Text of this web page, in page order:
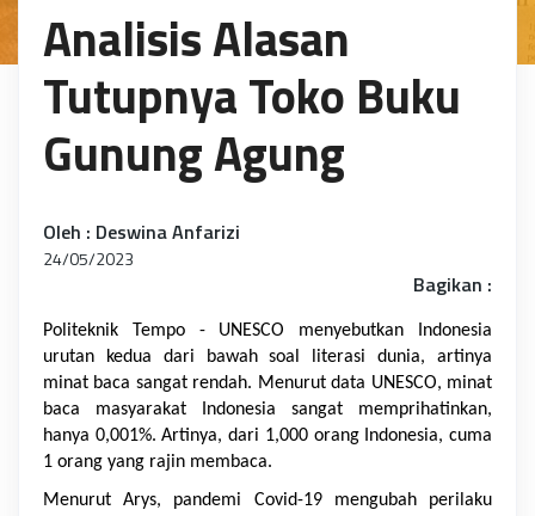
Analisis Alasan
Tutupnya Toko Buku
Gunung Agung
Oleh : Deswina Anfarizi
24/05/2023
Bagikan :
Politeknik Tempo - UNESCO menyebutkan Indonesia
urutan kedua dari bawah soal literasi dunia, artinya
minat baca sangat rendah. Menurut data UNESCO, minat
baca masyarakat Indonesia sangat memprihatinkan,
hanya 0,001%. Artinya, dari 1,000 orang Indonesia, cuma
1 orang yang rajin membaca.
Menurut Arys, pandemi Covid-19 mengubah perilaku